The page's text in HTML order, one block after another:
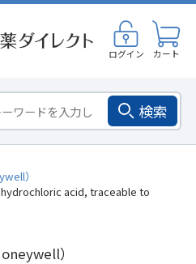
ログイン カート
検索
）
acid, traceable to
）